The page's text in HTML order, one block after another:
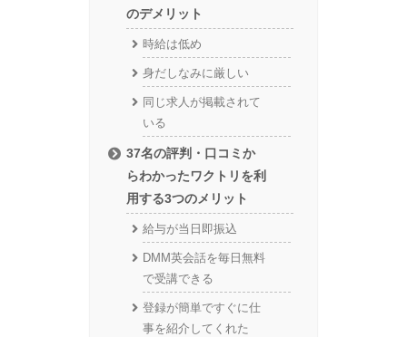
のデメリット
時給は低め
身だしなみに厳しい
同じ求人が掲載されて
いる
37名の評判・口コミか
らわかったワクトリを利
用する3つのメリット
給与が当日即振込
DMM英会話を毎日無料
で受講できる
登録が簡単ですぐに仕
事を紹介してくれた